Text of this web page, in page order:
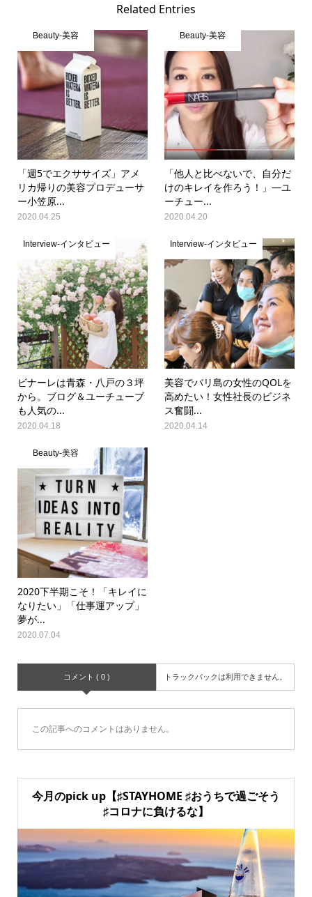
Related Entries
Beauty-美容
「週5でエクササイズ」アメ
リカ帰りの美容プロデューサ
ー小笠原...
2020.04.25
Beauty-美容
「他人と比べないで、自分だ
けのキレイを作ろう！」―ユ
ーチュー...
2020.04.20
Interview-インタビュー
ビナーレは青森・八戸の３坪
から。ブログ＆ユーチューブ
も人気の...
2020.04.18
Interview-インタビュー
美容でバリ島の女性のQOLを
高めたい！女性社長のビジネ
ス奮闘...
2020.04.14
Beauty-美容
2020下半期こそ！「キレイに
なりたい」「仕事運アップ」
夢が...
2020.07.04
コメント ( 0 ) トラックバックは利用できません。
この記事へのコメントはありません。
今月のpick up【♯STAYHOME ♯おうちで過ごそう
♯コロナに負けるな】